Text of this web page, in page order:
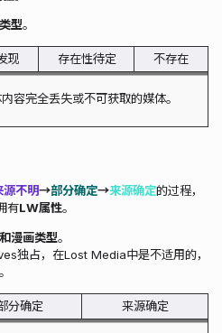
型。
现 存在性待定 不存在
容完全丢失或不可获取的媒体。
源不明→部分确定→来源确定的过程，
有LW属性。
漫画类型。
独占，在Lost Media中是不适用的，
。
分确定 来源确定